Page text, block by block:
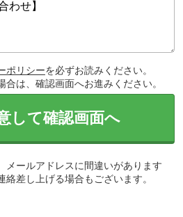
ポリシーを必ずお読みください。
合は、確認画面へお進みください。
して確認画面へ
ールアドレスに間違いがあります
差し上げる場合もございます。